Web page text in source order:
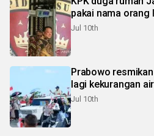
pakai nama orang
Jul 10th
Prabowo
lagi kekurangan air
Jul 10th